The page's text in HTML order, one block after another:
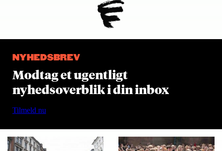
NYHEDSBREV
Modtag et ugentligt
nyhedsoverblik i din inbox
Tilmeld nu